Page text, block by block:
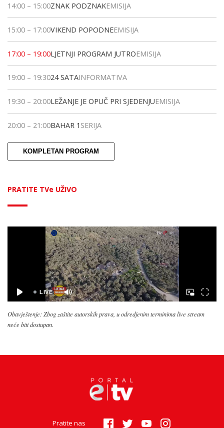
14:00 – 15:00ZNAK PODZNAKEMISIJA
15:00 – 17:00VIKEND POPODNEEMISIJA
17:00 – 19:00LJETNJI PROGRAM JUTROEMISIJA
19:00 – 19:3024 SATAINFORMATIVA
19:30 – 20:00LEŽANJE JE OPUČ PRI SJEDENJUEMISIJA
20:00 – 21:00BAHAR 1 SERIJA
KOMPLETAN PROGRAM
PRATITE TVe UŽIVO
Obavještenje: Zbog zaštite autorskih prava, u odredjenim terminima live stream
neće biti dostupan.
Pratite nas